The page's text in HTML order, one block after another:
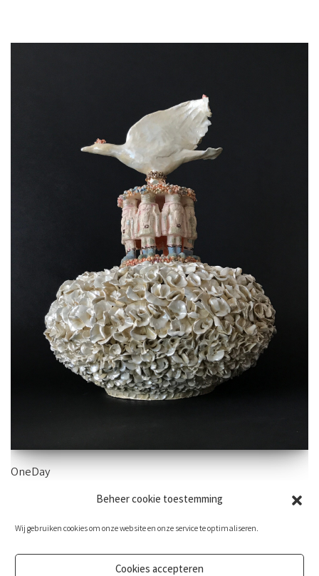
Beheer cookie toestemming
Wij gebruiken cookies om onze website en onze service te optimaliseren.
Cookies accepteren
OneDay